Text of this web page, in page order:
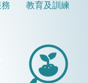
教育及訓練